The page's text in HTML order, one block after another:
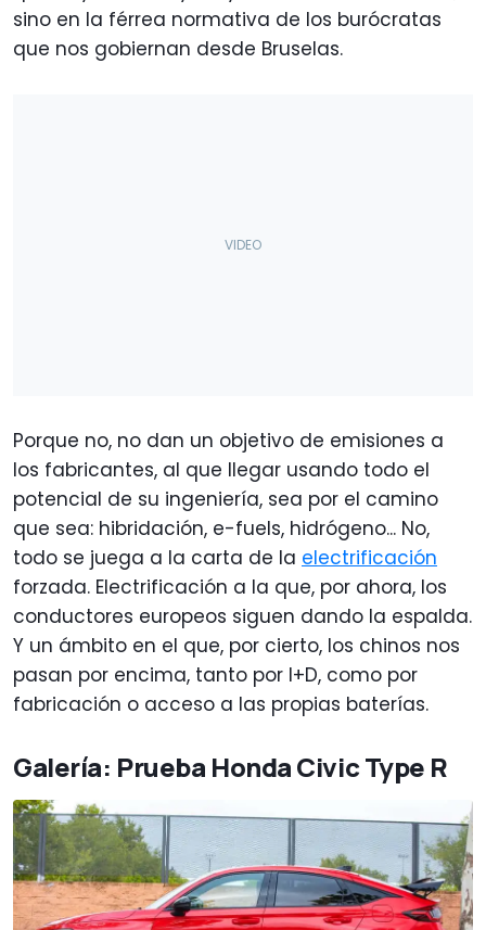
sino en la férrea normativa de los burócratas
que nos gobiernan desde Bruselas.
Porque no, no dan un objetivo de emisiones a
los fabricantes, al que llegar usando todo el
potencial de su ingeniería, sea por el camino
que sea: hibridación, e-fuels, hidrógeno... No,
todo se juega a la carta de la electrificación
forzada. Electrificación a la que, por ahora, los
conductores europeos siguen dando la espalda.
Y un ámbito en el que, por cierto, los chinos nos
pasan por encima, tanto por I+D, como por
fabricación o acceso a las propias baterías.
Galería: Prueba Honda Civic Type R